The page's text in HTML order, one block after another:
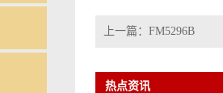
上一篇： FM5296B
热点资讯